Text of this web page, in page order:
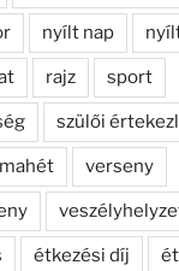
nyílt nap
rajz sport
szülői
verseny
étkezési díj